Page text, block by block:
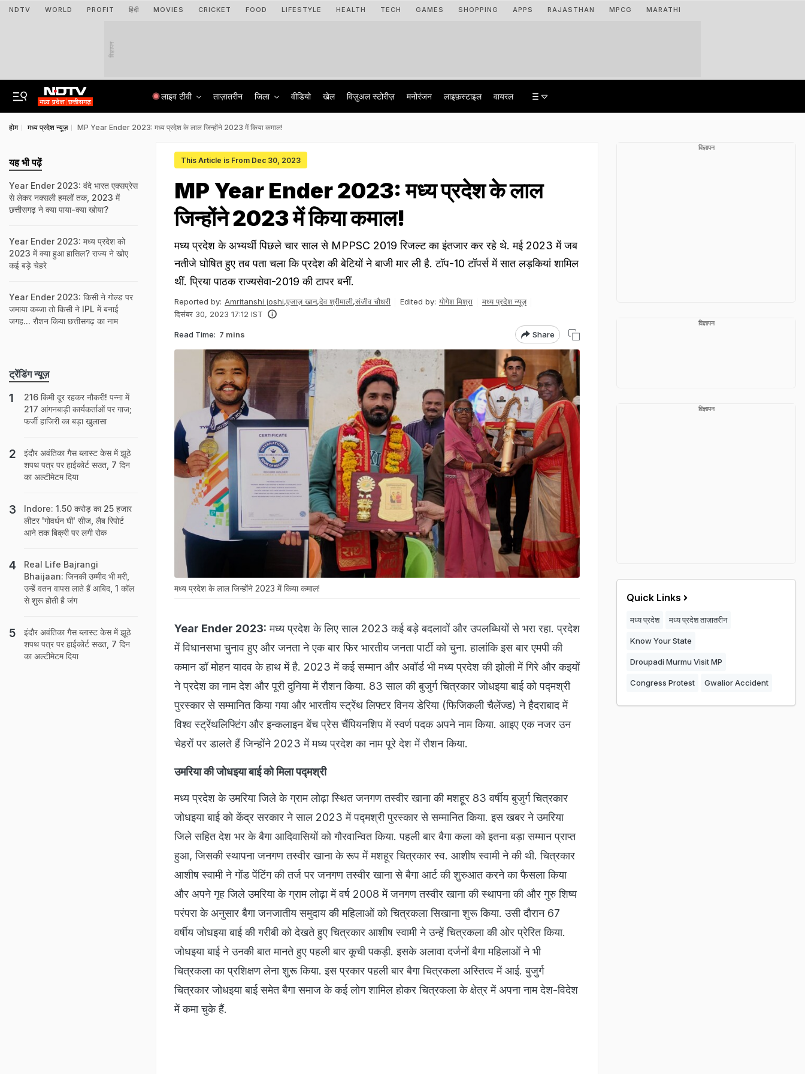
NDTV WORLD PROFIT हिंदी MOVIES CRICKET FOOD LIFESTYLE HEALTH TECH GAMES SHOPPING APPS RAJASTHAN MPCG MARATHI
विज्ञापन
लाइव टीवी ताज़ातरीन जिला वीडियो खेल विज़ुअल स्टोरीज़ मनोरंजन लाइफ़स्टाइल वायरल
होम मध्य प्रदेश न्यूज़ MP Year Ender 2023: मध्य प्रदेश के लाल जिन्होंने 2023 में किया कमाल!
This Article is From Dec 30, 2023
MP Year Ender 2023: मध्य प्रदेश के लाल
जिन्होंने 2023 में किया कमाल!
मध्य प्रदेश के अभ्यर्थी पिछले चार साल से MPPSC 2019 रिजल्ट का इंतजार कर रहे थे. मई 2023 में जब
नतीजे घोषित हुए तब पता चला कि प्रदेश की बेटियों ने बाजी मार ली है. टॉप-10 टॉपर्स में सात लड़कियां शामिल
थीं. प्रिया पाठक राज्यसेवा-2019 की टापर बनीं.
Reported by: Amritanshi joshi,एजाज़ खान,देव श्रीमाली,संजीव चौधरी Edited by: योगेश मिश्रा
मध्य प्रदेश न्यूज़
दिसंबर 30, 2023 17:12 IST
Read Time: 7 mins Share
मध्य प्रदेश के लाल जिन्होंने 2023 में किया कमाल!
Year Ender 2023: मध्य प्रदेश के लिए साल 2023 कई बड़े बदलावों और उपलब्धियों से भरा रहा. प्रदेश
में विधानसभा चुनाव हुए और जनता ने एक बार फिर भारतीय जनता पार्टी को चुना. हालांकि इस बार एमपी की
कमान डॉ मोहन यादव के हाथ में है. 2023 में कई सम्मान और अवॉर्ड भी मध्य प्रदेश की झोली में गिरे और कइयों
ने प्रदेश का नाम देश और पूरी दुनिया में रौशन किया. 83 साल की बुजुर्ग चित्रकार जोधइया बाई को पद्मश्री
पुरस्कार से सम्मानित किया गया और भारतीय स्ट्रेंथ लिफ्टर विनय डेरिया (फिजिकली चैलेंज्ड) ने हैदराबाद में
विश्व स्ट्रेंथलिफ्टिंग और इन्कलाइन बेंच प्रेस चैंपियनशिप में स्वर्ण पदक अपने नाम किया. आइए एक नजर उन
चेहरों पर डालते हैं जिन्होंने 2023 में मध्य प्रदेश का नाम पूरे देश में रौशन किया.
उमरिया की जोधइया बाई को मिला पद्मश्री
मध्य प्रदेश के उमरिया जिले के ग्राम लोढ़ा स्थित जनगण तस्वीर खाना की मशहूर 83 वर्षीय बुजुर्ग चित्रकार
जोधइया बाई को केंद्र सरकार ने साल 2023 में पद्मश्री पुरस्कार से सम्मानित किया. इस खबर ने उमरिया
जिले सहित देश भर के बैगा आदिवासियों को गौरवान्वित किया. पहली बार बैगा कला को इतना बड़ा सम्मान प्राप्त
हुआ, जिसकी स्थापना जनगण तस्वीर खाना के रूप में मशहूर चित्रकार स्व. आशीष स्वामी ने की थी. चित्रकार
आशीष स्वामी ने गोंड पेंटिंग की तर्ज पर जनगण तस्वीर खाना से बैगा आर्ट की शुरुआत करने का फैसला किया
और अपने गृह जिले उमरिया के ग्राम लोढ़ा में वर्ष 2008 में जनगण तस्वीर खाना की स्थापना की और गुरु शिष्य
परंपरा के अनुसार बैगा जनजातीय समुदाय की महिलाओं को चित्रकला सिखाना शुरू किया. उसी दौरान 67
वर्षीय जोधइया बाई की गरीबी को देखते हुए चित्रकार आशीष स्वामी ने उन्हें चित्रकला की ओर प्रेरित किया.
जोधइया बाई ने उनकी बात मानते हुए पहली बार कूची पकड़ी. इसके अलावा दर्जनों बैगा महिलाओं ने भी
चित्रकला का प्रशिक्षण लेना शुरू किया. इस प्रकार पहली बार बैगा चित्रकला अस्तित्व में आई. बुजुर्ग
चित्रकार जोधइया बाई समेत बैगा समाज के कई लोग शामिल होकर चित्रकला के क्षेत्र में अपना नाम देश-विदेश
में कमा चुके हैं.
यह भी पढ़ें
Year Ender 2023: वंदे भारत एक्सप्रेस
से लेकर नक्सली हमलों तक, 2023 में
छत्तीसगढ़ ने क्या पाया-क्या खोया?
Year Ender 2023: मध्य प्रदेश को
2023 में क्या हुआ हासिल? राज्य ने खोए
कई बड़े चेहरे
Year Ender 2023: किसी ने गोल्ड पर
जमाया कब्जा तो किसी ने IPL में बनाई
जगह... रौशन किया छत्तीसगढ़ का नाम
ट्रेंडिंग न्यूज़
216 किमी दूर रहकर नौकरी! पन्ना में
217 आंगनबाड़ी कार्यकर्ताओं पर गाज;
फर्जी हाजिरी का बड़ा खुलासा
इंदौर अवंतिका गैस ब्लास्ट केस में झूठे
शपथ पत्र पर हाईकोर्ट सख्त, 7 दिन
का अल्टीमेटम दिया
Indore: 1.50 करोड़ का 25 हजार
लीटर 'गोवर्धन घी' सीज, लैब रिपोर्ट
आने तक बिक्री पर लगी रोक
Real Life Bajrangi
Bhaijaan: जिनकी उम्‍मीद भी मरी,
उन्‍हें वतन वापस लाते हैं आबिद, 1 कॉल
से शुरू होती है जंग
इंदौर अवंतिका गैस ब्लास्ट केस में झूठे
शपथ पत्र पर हाईकोर्ट सख्त, 7 दिन
का अल्टीमेटम दिया
विज्ञापन
विज्ञापन
विज्ञापन
Quick Links
मध्य प्रदेश मध्य प्रदेश ताज़ातरीन
Know Your State
Droupadi Murmu Visit MP
Congress Protest Gwalior Accident